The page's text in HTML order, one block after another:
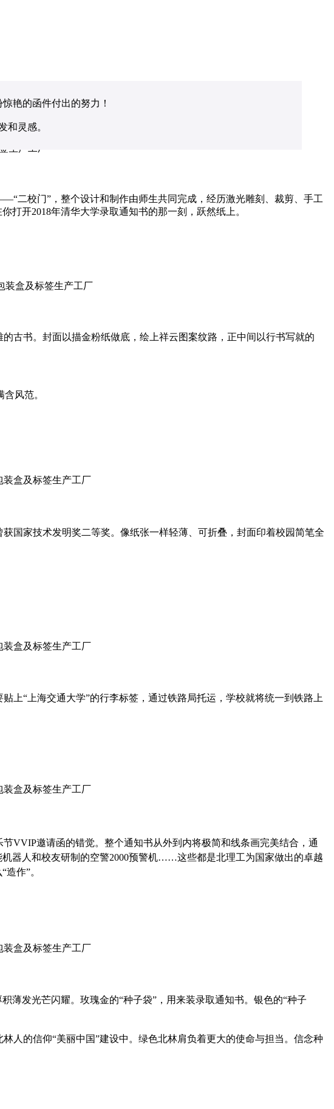
惊艳的函件付出的努力 ！
和灵感。
二校门”，整个设计和制作由师生共同完成，经历激光雕刻、裁剪、手工
打开2018年清华大学录取通知书的那一刻，跃然纸上。
古书。封面以描金粉纸做底，绘上祥云图案纹路，正中间以行书写就的
风范。
国家技术发明奖二等奖。像纸张一样轻薄、可折叠，封面印着校园简笔全
贴上“上海交通大学”的行李标签，通过铁路局托运，学校就将统一到铁路上
节VVIP邀请函的错觉。整个通知书从外到内将极简和线条画完美结合，通
器人和校友研制的空警2000预警机……这些都是北理工为国家做出的卓越
作”。
积薄发光芒闪耀。玫瑰金的“种子袋”，用来装录取通知书。银色的“种子
林人的信仰“美丽中国”建设中。绿色北林肩负着更大的使命与担当。信念种